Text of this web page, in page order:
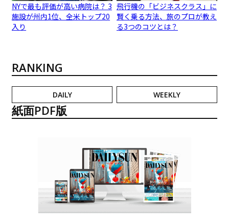
NYで最も評価が高い病院は？ 3
施設が州内1位、全米トップ20
入り
飛行機の「ビジネスクラス」に
賢く乗る方法、旅のプロが教え
る3つのコツとは？
RANKING
DAILY WEEKLY
紙面PDF版